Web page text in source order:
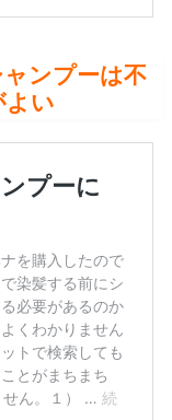
ンプーは不
よい